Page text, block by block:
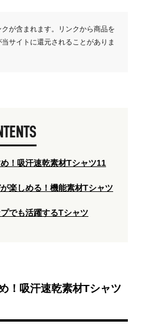
が含まれます。リンクから商品を
サイトに還元されることがありま
！吸汗速乾素材Tシャツ11
楽しめる！機能素材Tシャツ
でも活躍するTシャツ
！吸汗速乾素材Tシャツ